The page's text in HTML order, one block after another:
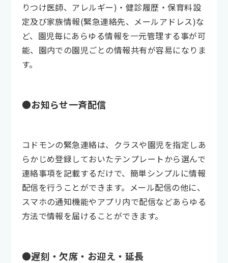
りつけ医師、アレルギー)・健診履歴・保育料設
定及び家族情報(緊急連絡先、メールアドレス)な
ど、園児毎にあらゆる情報を一元管理する事が可
能、園内での園児ごとの情報共有が容易になりま
す。
●お知らせ一斉配信
コドモンの緊急連絡は、クラスや園児を指定しあ
らかじめ登録しておいたテンプレートから選んで
連絡事項を記載するだけで、簡単シンプルに情報
配信を行うことができます。メール配信の他に、
スマホの通知機能やアプリ内で配信などあらゆる
方法で情報を届けることができます。
●遅刻・欠席・お迎え・延長